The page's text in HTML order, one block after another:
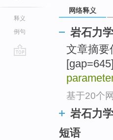
释义
例句
网络释义
岩石力
文章摘
基于20个
岩石力
短语